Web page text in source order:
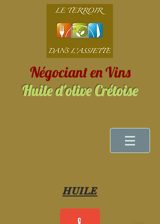
Négociant en Vins
Huile d'olive Crétoise
HUILE